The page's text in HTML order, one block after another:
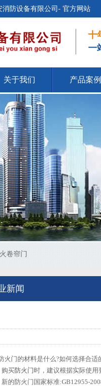
防设备有限公司- 官方网站
十
一
关于我们 产品案例
卷帘门
新闻
门的材料是什么?如何选择合适
买防火门时，建议根据实际使用
防火门国家标准:GB12955-